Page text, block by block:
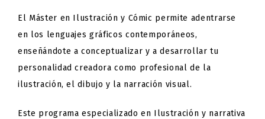
El Máster en Ilustración y Cómic permite adentrarse
en los lenguajes gráficos contemporáneos,
enseñándote a conceptualizar y a desarrollar tu
personalidad creadora como profesional de la
ilustración, el dibujo y la narración visual.
Este programa especializado en Ilustración y narrativa